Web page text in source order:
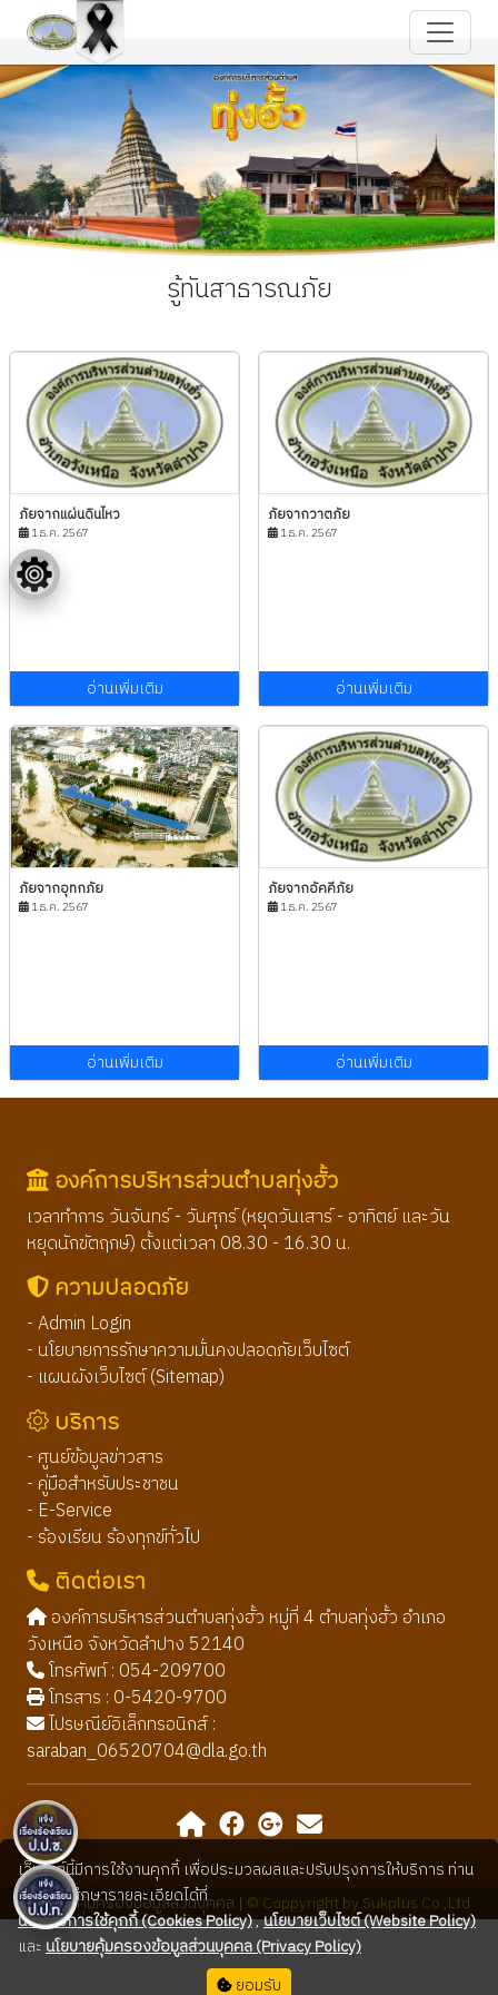
รู้ทันสาธารณภัย
ภัยจากแผ่นดินไหว
1 ธ.ค. 2567
อ่านเพิ่มเติม
ภัยจากวาตภัย
1 ธ.ค. 2567
อ่านเพิ่มเติม
ภัยจากอุทกภัย
1 ธ.ค. 2567
อ่านเพิ่มเติม
ภัยจากอัคคีภัย
1 ธ.ค. 2567
อ่านเพิ่มเติม
องค์การบริหารส่วนตำบลทุ่งฮั้ว
เวลาทำการ วันจันทร์ - วันศุกร์ (หยุดวันเสาร์ - อาทิตย์ และวัน
หยุดนักขัตฤกษ์) ตั้งแต่เวลา 08.30 - 16.30 น.
ความปลอดภัย
- Admin Login
- นโยบายการรักษาความมั่นคงปลอดภัยเว็บไซต์
- แผนผังเว็บไซต์ (Sitemap)
บริการ
- ศูนย์ข้อมูลข่าวสาร
- คู่มือสำหรับประชาชน
- E-Service
- ร้องเรียน ร้องทุกข์ทั่วไป
ติดต่อเรา
องค์การบริหารส่วนตำบลทุ่งฮั้ว หมู่ที่ 4 ตำบลทุ่งฮั้ว อำเภอ
วังเหนือ จังหวัดลำปาง 52140
โทรศัพท์ : 054-209700
โทรสาร : 0-5420-9700
ไปรษณีย์อิเล็กทรอนิกส์ :
saraban_06520704@dla.go.th
นโยบายคุ้มครองข้อมูลส่วนบุคคล | © Coppyright by Sukplus Co.,Ltd
เว็บไซต์นี้มีการใช้งานคุกกี้ เพื่อประมวลผลและปรับปรุงการให้บริการ ท่าน
สามารถศึกษารายละเอียดได้ที่
นโยบายการใช้คุกกี้ (Cookies Policy),นโยบายเว็บไซต์ (Website Policy)
และนโยบายคุ้มครองข้อมูลส่วนบุคคล (Privacy Policy)
ยอมรับ